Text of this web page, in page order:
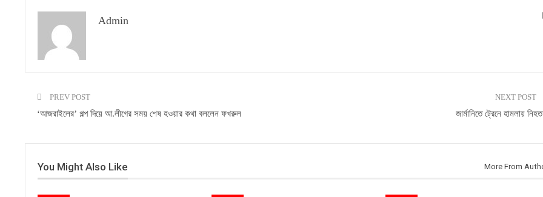
Admin
PREV POST
‘আজরাইলের’ গল্প দিয়ে আ.লীগের সময় শেষ হওয়ার কথা বললেন ফখরুল
NEXT POST
জার্মানিতে ট্রেনে হামলায়
You Might Also Like More From